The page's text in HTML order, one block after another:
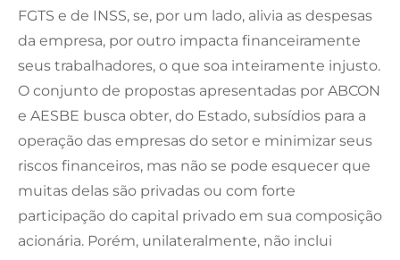
FGTS e de INSS, se, por um lado, alivia as despesas
da empresa, por outro impacta financeiramente
seus trabalhadores, o que soa inteiramente injusto.
O conjunto de propostas apresentadas por ABCON
e AESBE busca obter, do Estado, subsídios para a
operação das empresas do setor e minimizar seus
riscos financeiros, mas não se pode esquecer que
muitas delas são privadas ou com forte
participação do capital privado em sua composição
acionária. Porém, unilateralmente, não inclui